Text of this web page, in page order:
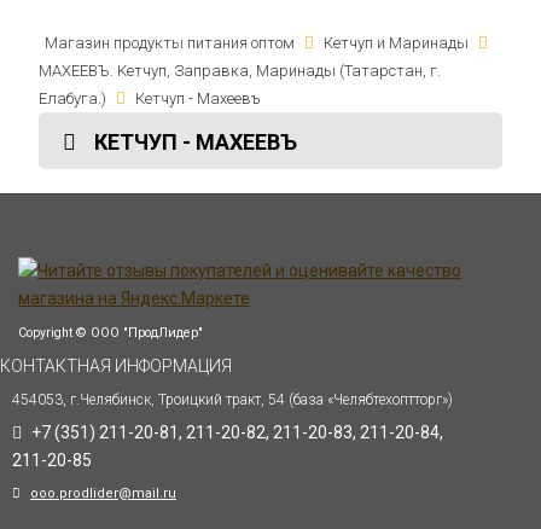
Магазин продукты питания оптом
Кетчуп и Маринады
МАХЕЕВЪ. Кетчуп, Заправка, Маринады (Татарстан, г.
Елабуга.)
Кетчуп - Махеевъ
КЕТЧУП - МАХЕЕВЪ
Copyright © ООО "ПродЛидер"
КОНТАКТНАЯ ИНФОРМАЦИЯ
454053, г.Челябинск, Троицкий тракт, 54 (база «Челябтехоптторг»)
+7 (351) 211-20-81, 211-20-82, 211-20-83, 211-20-84,
211-20-85
ooo.prodlider@mail.ru